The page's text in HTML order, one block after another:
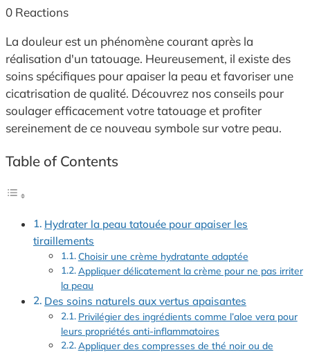
0 Reactions
La douleur est un phénomène courant après la
réalisation d'un tatouage. Heureusement, il existe des
soins spécifiques pour apaiser la peau et favoriser une
cicatrisation de qualité. Découvrez nos conseils pour
soulager efficacement votre tatouage et profiter
sereinement de ce nouveau symbole sur votre peau.
Table of Contents
Hydrater la peau tatouée pour apaiser les
tiraillements
Choisir une crème hydratante adaptée
Appliquer délicatement la crème pour ne pas irriter
la peau
Des soins naturels aux vertus apaisantes
Privilégier des ingrédients comme l’aloe vera pour
leurs propriétés anti-inflammatoires
Appliquer des compresses de thé noir ou de